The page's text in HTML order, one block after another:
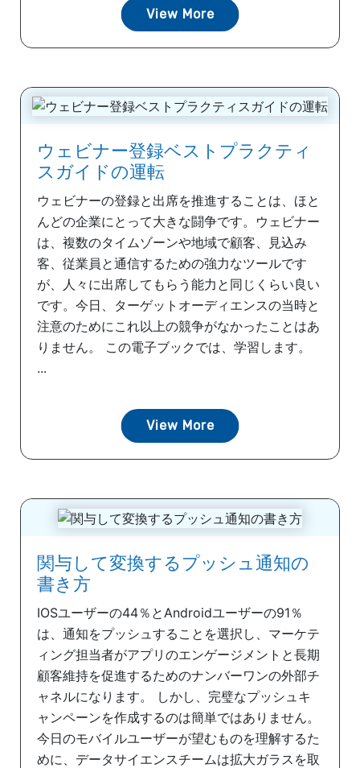
View More
ウェビナー登録ベストプラクティ
スガイドの運転
ウェビナーの登録と出席を推進することは、ほと
んどの企業にとって大きな闘争です。ウェビナー
は、複数のタイムゾーンや地域で顧客、見込み
客、従業員と通信するための強力なツールです
が、人々に出席してもらう能力と同じくらい良い
です。今日、ターゲットオーディエンスの当時と
注意のためにこれ以上の競争がなかったことはあ
りません。 この電子ブックでは、学習します。
...
View More
関与して変換するプッシュ通知の
書き方
IOSユーザーの44％とAndroidユーザーの91％
は、通知をプッシュすることを選択し、マーケテ
ィング担当者がアプリのエンゲージメントと長期
顧客維持を促進するためのナンバーワンの外部チ
ャネルになります。 しかし、完璧なプッシュキ
ャンペーンを作成するのは簡単ではありません。
今日のモバイルユーザーが望むものを理解するた
めに、データサイエンスチームは拡大ガラスを取